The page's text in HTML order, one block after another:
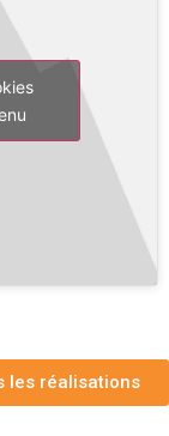
les réalisations